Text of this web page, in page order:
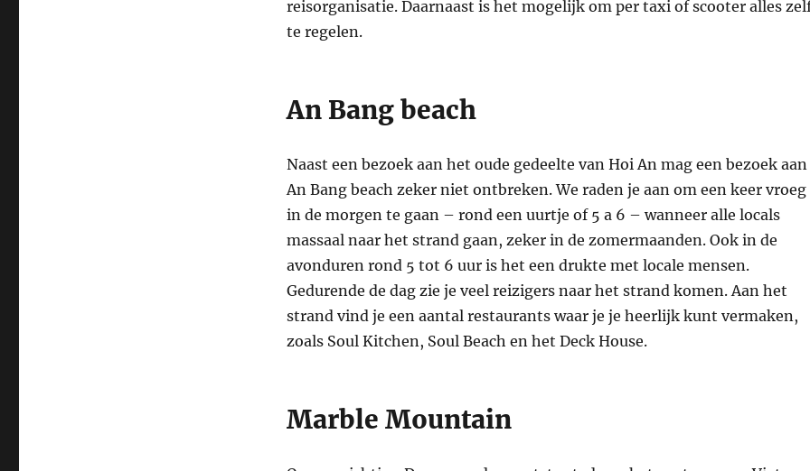
reisorganisatie. Daarnaast is het mogelijk om per taxi of scooter alles
te regelen.
An Bang beach
Naast een bezoek aan het oude gedeelte van Hoi An mag een bezoek aan
An Bang beach zeker niet ontbreken. We raden je aan om een keer vroeg
in de morgen te gaan – rond een uurtje of 5 a 6 – wanneer alle locals
massaal naar het strand gaan, zeker in de zomermaanden. Ook in de
avonduren rond 5 tot 6 uur is het een drukte met locale mensen.
Gedurende de dag zie je veel reizigers naar het strand komen. Aan het
strand vind je een aantal restaurants waar je je heerlijk kunt vermaken,
zoals Soul Kitchen, Soul Beach en het Deck House.
Marble Mountain